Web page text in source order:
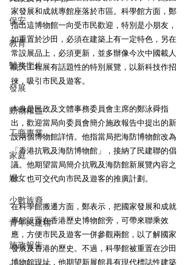
保安
教育
醫務衛生
發展
動物權益
工商專業
家庭
婦女
少數族裔
青年民建聯
施政報告
家發展和成就專館座落於市區。科學館方面，鄭
指出這博物館一向受市民歡迎，特別是小朋友，
如重置於沙田，必須在建築上有一定特色，另在
常設展品上，必須更新，並多辦像今次中國載人
航天工程展有話題性的特別展覽，以新科技作招
徠，吸引市民及遊客。
本身是民政及文體事務委員會主席的鄭泳舜指
出，歡迎當局向委員會簡介施政報告中提出的新
設兩個博物館詳情。他指當局把海防博物館改為
「香港抗戰及海防博物館」，接納了民建聯的倡
議。他期望當局簡介抗戰及海防館新展覽內容之
餘，也可交代向市民及遊客的推廣計劃。
在科學館搬遷方面，鄭表示，把國家發展和成就
專館設置在香港歷史博物館旁，可帶來聯乘效
應，方便市民及遊客一併參觀兩館，以了解國家
發展及香港的歷史。不過，科學館被重置在沙田
博物館現址，他期望新展館具有現代標誌性建築